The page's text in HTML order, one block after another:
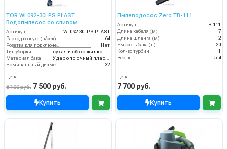
TOR WL092-30LPS PLAST
Водопылесос со сливом
Артикул
WL092-30LPS PLAST
Расход воздуха (л/сек)
64
Розетка для подключения инструмента
Нет
Тип уборки
сухая и сбор жидкостей
Материал бака
Ударопрочный пластик
Номинальный диаметр принадлежностей (мм)
32
Цена
8 100 руб. 7 500 руб.
Купить
Пылеводосос Zero TB-111
Артикул
TB-111
Длина кабеля (м)
7
Длина шланга (м)
2
Ёмкость бака (л)
20
Кол-во турбин
1
Вес, кг
5.4
Цена
7 700 руб.
Купить